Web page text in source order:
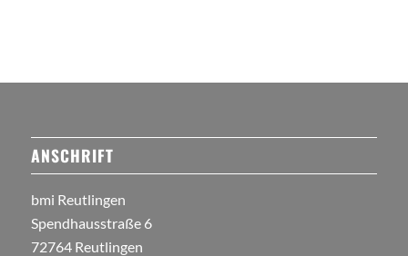
ANSCHRIFT
bmi Reutlingen
Spendhausstraße 6
72764 Reutlingen